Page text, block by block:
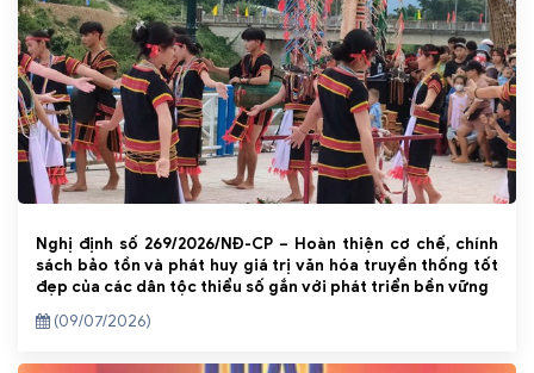
Nghị định số 269/2026/NĐ-CP – Hoàn thiện cơ chế, chính
sách bảo tồn và phát huy giá trị văn hóa truyền thống tốt
đẹp của các dân tộc thiểu số gắn với phát triển bền vững
(09/07/2026)